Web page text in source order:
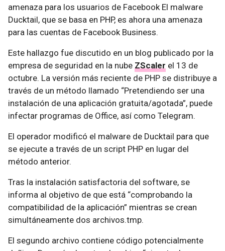
amenaza para los usuarios de Facebook El malware
Ducktail, que se basa en PHP, es ahora una amenaza
para las cuentas de Facebook Business.
Este hallazgo fue discutido en un blog publicado por la
empresa de seguridad en la nube ZScaler el 13 de
octubre. La versión más reciente de PHP se distribuye a
través de un método llamado “Pretendiendo ser una
instalación de una aplicación gratuita/agotada”, puede
infectar programas de Office, así como Telegram.
El operador modificó el malware de Ducktail para que
se ejecute a través de un script PHP en lugar del
método anterior.
Tras la instalación satisfactoria del software, se
informa al objetivo de que está “comprobando la
compatibilidad de la aplicación” mientras se crean
simultáneamente dos archivos.tmp.
El segundo archivo contiene código potencialmente